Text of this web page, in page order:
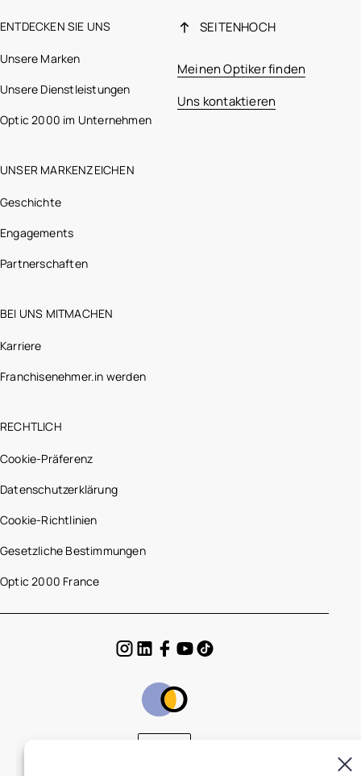
ENTDECKEN SIE UNS
Unsere Marken
Unsere Dienstleistungen
Optic 2000 im Unternehmen
UNSER MARKENZEICHEN
Geschichte
Engagements
Partnerschaften
BEI UNS MITMACHEN
Karriere
Franchisenehmer.in werden
RECHTLICH
Cookie-Präferenz
Datenschutzerklärung
Cookie-Richtlinien
Gesetzliche Bestimmungen
Optic 2000 France
SEITENHOCH
Meinen Optiker finden
Uns kontaktieren